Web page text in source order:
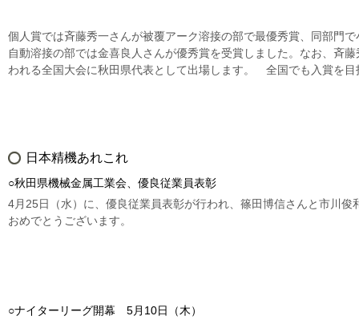
個人賞では斉藤秀一さんが被覆アーク溶接の部で最優秀賞、同部門
自動溶接の部では金喜良人さんが優秀賞を受賞しました。なお、斉
われる全国大会に秋田県代表として出場します。 全国でも入賞を目
日本精機あれこれ
○秋田県機械金属工業会、優良従業員表彰
4月25日（水）に、優良従業員表彰が行われ、篠田博信さんと市川俊
おめでとうございます。
○ナイターリーグ開幕 5月10日（木）